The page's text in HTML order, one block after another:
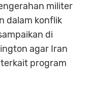
militer
dalam konflik
di
agar Iran
program